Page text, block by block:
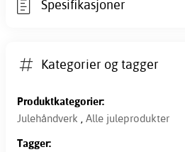
Spesifikasjoner
Kategorier og tagger
Produktkategorier:
Julehåndverk , Alle juleprodukter
Tagger: